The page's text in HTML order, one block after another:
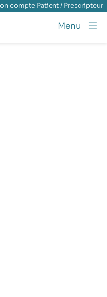
compte Patient / Prescripteur
Menu